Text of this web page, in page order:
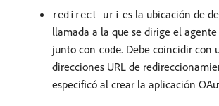
redirect_uri es la ubicación de
llamada a la que se dirige el
junto con code. Debe coincidir con
direcciones URL de
especificó al crear la aplicación